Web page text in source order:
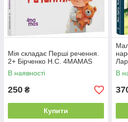
Мія складає Перші речення.
2+ Бірченко Н.С. 4MAMAS
В наявності
250 ₴
Купити
В